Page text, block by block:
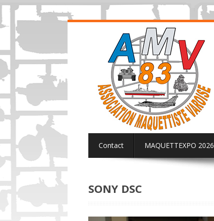
Contact MAQUETTEXPO 2026
SONY DSC